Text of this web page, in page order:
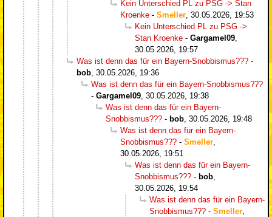
Kein Unterschied PL zu PSG -> Stan
Kroenke - Smeller 30.05.2026, 19:53
Kein Unterschied PL zu PSG ->
Stan Kroenke - Gargamel09
30.05.2026, 19:57
Was ist denn das für ein Bayern-Snobbismus??? -
bob 30.05.2026, 19:36
Was ist denn das für ein Bayern-Snobbismus???
- Gargamel09 30.05.2026, 19:38
Was ist denn das für ein Bayern-
Snobbismus??? - bob 30.05.2026, 19:48
Was ist denn das für ein Bayern-
Snobbismus??? - Smeller
30.05.2026, 19:51
Was ist denn das für ein Bayern-
Snobbismus??? - bob
30.05.2026, 19:54
Was ist denn das für ein Bayern-
Snobbismus??? - Smeller